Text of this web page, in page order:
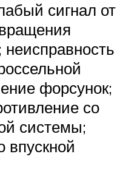
сигнал от
неисправность
форсунок;
со
системы;
впускной